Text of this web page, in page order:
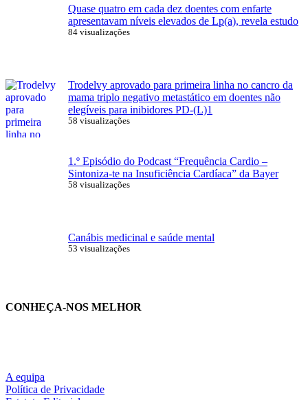
Quase quatro em cada dez doentes com enfarte
apresentavam níveis elevados de Lp(a), revela estudo
84 visualizações
Trodelvy aprovado para primeira linha no cancro da
mama triplo negativo metastático em doentes não
elegíveis para inibidores PD-(L)1
58 visualizações
1.º Episódio do Podcast “Frequência Cardio –
Sintoniza-te na Insuficiência Cardíaca” da Bayer
58 visualizações
Canábis medicinal e saúde mental
53 visualizações
CONHEÇA-NOS MELHOR
A equipa
Política de Privacidade